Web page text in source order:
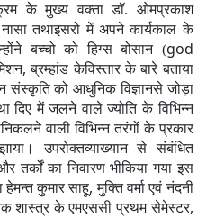
के मुख्य वक्ता डॉ. ओमप्रकाश
नासा तथाइसरो में अपने कार्यकाल के
बच्चो को हिग्स बोसान (god
,ब्रम्हांड केविस्तार के बारे बताया
संस्कृति को आधुनिक विज्ञानसे जोड़ा
दिए में जलने वाले ज्योति के विभिन्न
वाली विभिन्न तरंगों के प्रकार
उपरोक्तव्याख्यान से संबंधित
और तर्कों का निवारण भीकिया गया इस
हेमन्त कुमार साहू,मुक्ति वर्मा एवं नंदनी
शास्त्र के एमएससी प्रथम सेमेस्टर,